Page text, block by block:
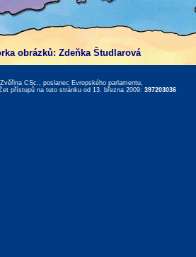
obrázků: Zdeňka Študlarová
CSc., poslanec Evropského parlamentu,
přístupů na tuto stránku od 13. března 2009: 397203036